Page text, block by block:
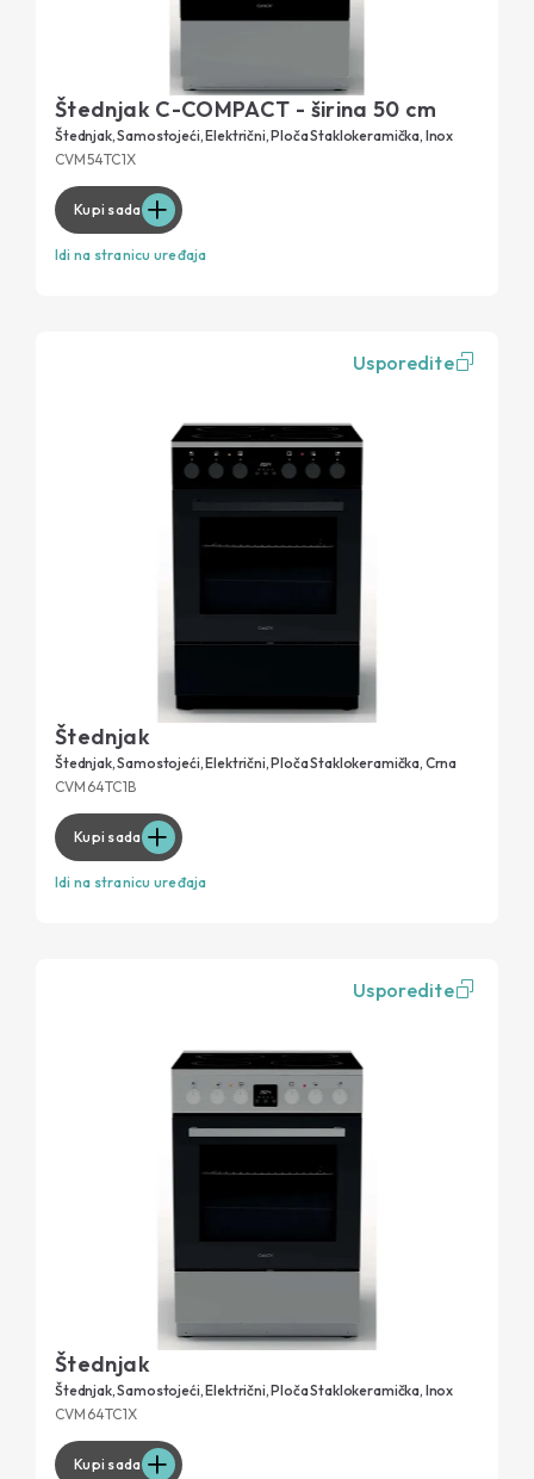
Štednjak C-COMPACT - širina 50 cm
Štednjak, Samostojeći, Električni, Ploča Staklokeramička, Inox
CVM54TC1X
Kupi sada
Idi na stranicu uređaja
Usporedite
Štednjak
Štednjak, Samostojeći, Električni, Ploča Staklokeramička, Crna
CVM64TC1B
Kupi sada
Idi na stranicu uređaja
Usporedite
Štednjak
Štednjak, Samostojeći, Električni, Ploča Staklokeramička, Inox
CVM64TC1X
Kupi sada